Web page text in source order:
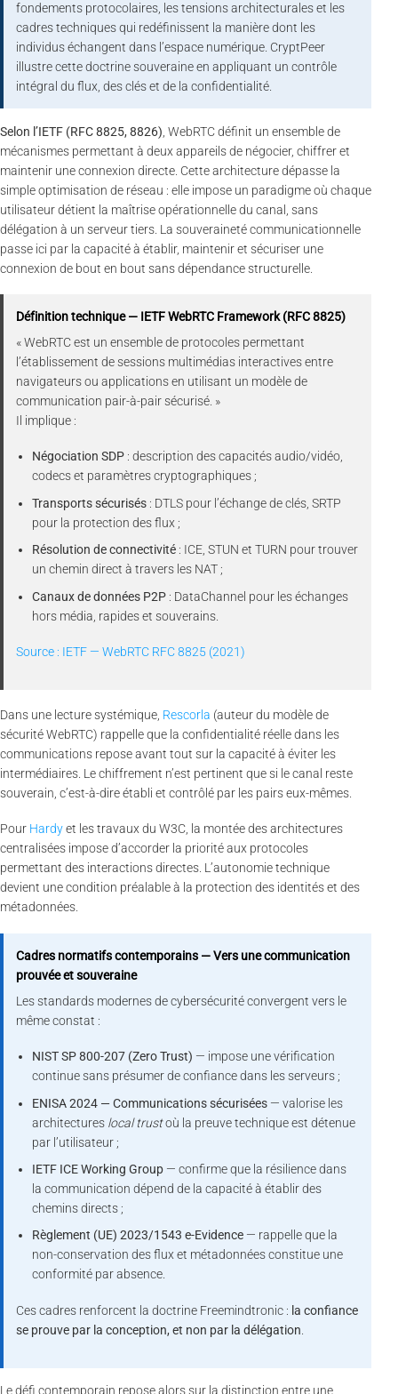
fondements protocolaires, les tensions architecturales et les
cadres techniques qui redéfinissent la manière dont les
individus échangent dans l’espace numérique. CryptPeer
illustre cette doctrine souveraine en appliquant un contrôle
intégral du flux, des clés et de la confidentialité.
Selon l’IETF (RFC 8825, 8826) , WebRTC définit un ensemble de
mécanismes permettant à deux appareils de négocier, chiffrer et
maintenir une connexion directe. Cette architecture dépasse la
simple optimisation de réseau : elle impose un paradigme où chaque
utilisateur détient la maîtrise opérationnelle du canal, sans
délégation à un serveur tiers. La souveraineté communicationnelle
passe ici par la capacité à établir, maintenir et sécuriser une
connexion de bout en bout sans dépendance structurelle.
Définition technique — IETF WebRTC Framework (RFC 8825)
« WebRTC est un ensemble de protocoles permettant
l’établissement de sessions multimédias interactives entre
navigateurs ou applications en utilisant un modèle de
communication pair-à-pair sécurisé. »
Il implique :
Négociation SDP : description des capacités audio/vidéo,
codecs et paramètres cryptographiques ;
Transports sécurisés : DTLS pour l’échange de clés, SRTP
pour la protection des flux ;
Résolution de connectivité : ICE, STUN et TURN pour trouver
un chemin direct à travers les NAT ;
Canaux de données P2P : DataChannel pour les échanges
hors média, rapides et souverains.
Source : IETF — WebRTC RFC 8825 (2021)
Dans une lecture systémique, Rescorla (auteur du modèle de
sécurité WebRTC) rappelle que la confidentialité réelle dans les
communications repose avant tout sur la capacité à éviter les
intermédiaires. Le chiffrement n’est pertinent que si le canal reste
souverain, c’est-à-dire établi et contrôlé par les pairs eux-mêmes.
Pour Hardyet les travaux du W3C, la montée des architectures
centralisées impose d’accorder la priorité aux protocoles
permettant des interactions directes. L’autonomie technique
devient une condition préalable à la protection des identités et des
métadonnées.
Cadres normatifs contemporains — Vers une communication
prouvée et souveraine
Les standards modernes de cybersécurité convergent vers le
même constat :
NIST SP 800-207 (Zero Trust) — impose une vérification
continue sans présumer de confiance dans les serveurs ;
ENISA 2024 — Communications sécurisées — valorise les
architectures local trustoù la preuve technique est détenue
par l’utilisateur ;
IETF ICE Working Group — confirme que la résilience dans
la communication dépend de la capacité à établir des
chemins directs ;
Règlement (UE) 2023/1543 e-Evidence — rappelle que la
non-conservation des flux et métadonnées constitue une
conformité par absence.
Ces cadres renforcent la doctrine Freemindtronic : la confiance
se prouve par la conception, et non par la délégation
Le défi contemporain repose alors sur la distinction entre une